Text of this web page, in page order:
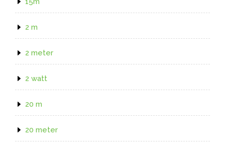
2 m
2 meter
2 watt
20 m
20 meter